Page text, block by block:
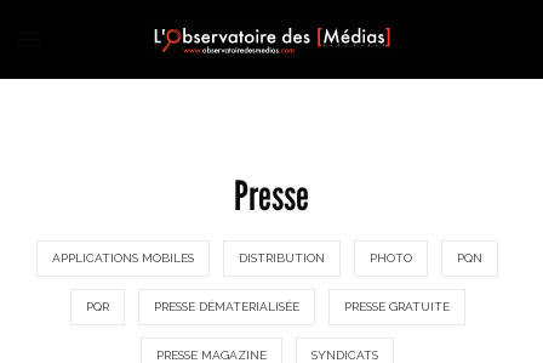
Presse
APPLICATIONS MOBILES DISTRIBUTION PHOTO PQN
PQR PRESSE DÉMATERIALISÉE PRESSE GRATUITE
PRESSE MAGAZINE SYNDICATS